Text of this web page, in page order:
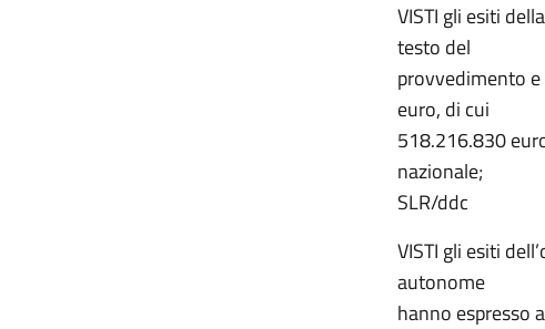
VISTI gli esiti
testo del
provvedimento e
euro, di cui
518.216.830
nazionale;
SLR/ddc
VISTI gli esiti
autonome
hanno espresso